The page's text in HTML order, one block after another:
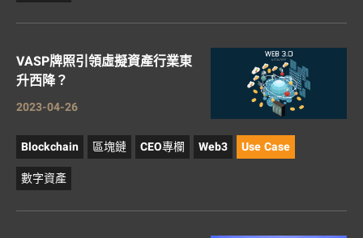
VASP牌照引領虛擬資產行業東
升西降？
2023-04-26
Blockchain 區塊鏈 CEO專欄 Web3
Use Case
數字資產